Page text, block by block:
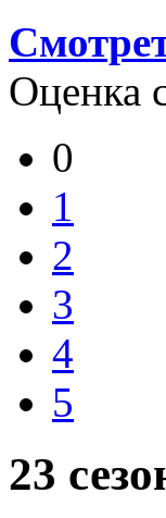
Оценка
0
1
2
3
4
5
23